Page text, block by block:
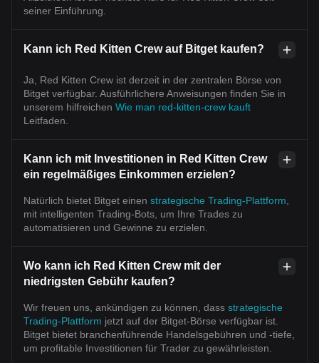
seiner Einführung.
Kann ich Red Kitten Crew auf Bitget kaufen?
Ja, Red Kitten Crew ist derzeit in der zentralen Börse von
Bitget verfügbar. Ausführlichere Anweisungen finden Sie in
unserem hilfreichen Wie man red-kitten-crew kauft
Leitfaden.
Kann ich mit Investitionen in Red Kitten Crew
ein regelmäßiges Einkommen erzielen?
Natürlich bietet Bitget einen strategische Trading-Plattform
mit intelligenten Trading-Bots, um Ihre Trades zu
automatisieren und Gewinne zu erzielen.
Wo kann ich Red Kitten Crew mit der
niedrigsten Gebühr kaufen?
Wir freuen uns, ankündigen zu können, dass strategische
Trading-Plattform jetzt auf der Bitget-Börse verfügbar ist.
Bitget bietet branchenführende Handelsgebühren und -tiefe,
um profitable Investitionen für Trader zu gewährleisten.